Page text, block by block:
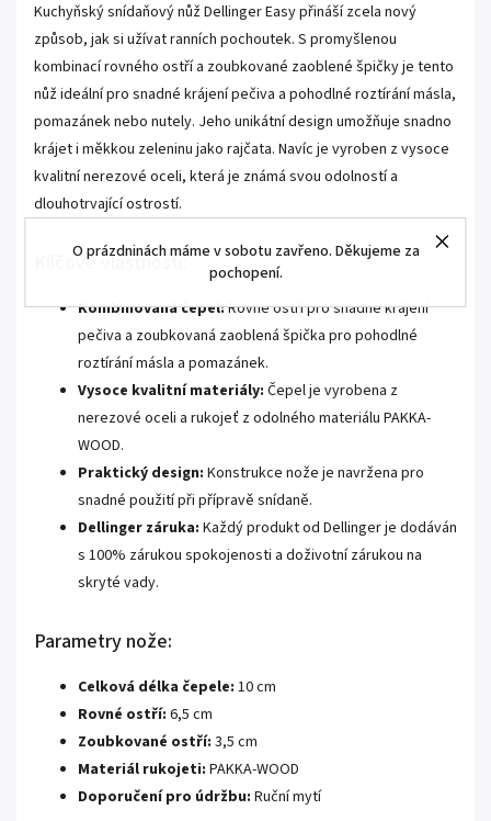
O prázdninách máme v sobotu zavřeno. Děkujeme za
pochopení.
Kuchyňský snídaňový nůž Dellinger Easy přináší zcela nový
způsob, jak si užívat ranních pochoutek. S promyšlenou
kombinací rovného ostří a zoubkované zaoblené špičky je tento
nůž ideální pro snadné krájení pečiva a pohodlné roztírání másla,
pomazánek nebo nutely. Jeho unikátní design umožňuje snadno
krájet i měkkou zeleninu jako rajčata. Navíc je vyroben z vysoce
kvalitní nerezové oceli, která je známá svou odolností a
dlouhotrvající ostrostí.
Klíčové vlastnosti:
Kombinovaná čepel:Rovné ostří pro snadné krájení
pečiva a zoubkovaná zaoblená špička pro pohodlné
roztírání másla a pomazánek.
Vysoce kvalitní materiály: Čepel je vyrobena z
nerezové oceli a rukojeť z odolného materiálu PAKKA-
WOOD.
Praktický design: Konstrukce nože je navržena pro
snadné použití při přípravě snídaně.
Dellinger záruka: Každý produkt od Dellinger je dodáván
s 100% zárukou spokojenosti a doživotní zárukou na
skryté vady.
Parametry nože:
Celková délka čepele: 10 cm
Rovné ostří: 6,5 cm
Zoubkované ostří: 3,5 cm
Materiál rukojeti: PAKKA-WOOD
Doporučení pro údržbu: Ruční mytí